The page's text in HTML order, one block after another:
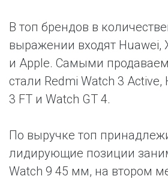
В топ брендов в
выражении входят Huawei,
и Apple. Самыми
стали Redmi Watch 3 Active,
3 FT и Watch GT 4.
По выручке топ
лидирующие позиции
Watch 9 45 мм, на втором